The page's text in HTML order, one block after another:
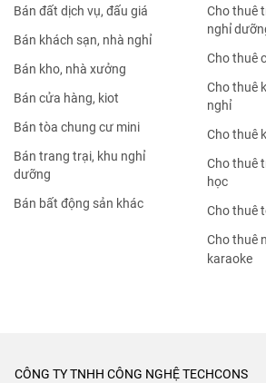
Bán đất dịch vụ, đấu giá
Bán khách sạn, nhà nghỉ
Bán kho, nhà xưởng
Bán cửa hàng, kiot
Bán tòa chung cư mini
Bán trang trại, khu nghỉ
dưỡng
Bán bất động sản khác
Cho thuê
nghỉ
Cho thuê
Cho thuê
nghỉ
Cho thuê
Cho thuê
học
Cho thuê
Cho thuê
karaoke
CÔNG TY TNHH CÔNG NGHỆ TECHCONS